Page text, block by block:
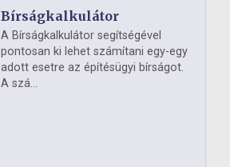
Bírságkalkulátor
A Bírságkalkulátor segítségével
pontosan ki lehet számítani egy-egy
adott esetre az építésügyi bírságot.
A szá...